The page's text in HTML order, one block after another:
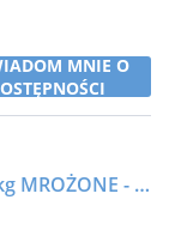
MNIE O
Puree Ananas (pineapple) bez cukru 1kg MROŻONE - BOIRON